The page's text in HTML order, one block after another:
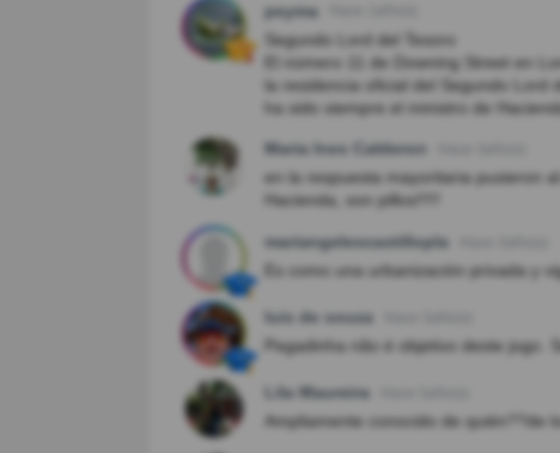
peyma
Segundo Lord del Tesoro
El número 11 de Downing Street en
la residencia oficial del Segundo Lord
ha sido siempre el ministro de
Maria Ines Calderon
en la respuesta mayoritaria pusieron
Hacienda, son pillos!!!!!
mariangelescastillopla
Es como una urbanización privada y
luis de souza
Pegadinha não é objetivo deste jogo.
Lila Maureira
Ampliamente conocido de quién??de